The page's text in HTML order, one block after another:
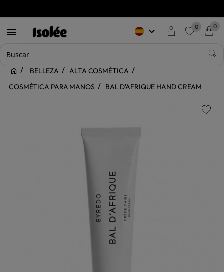
 keyboard_arrow_down 0 0
BELLEZA
ALTA COSMÉTICA
COSMÉTICA PARA MANOS
BAL D'AFRIQUE HAND CREAM